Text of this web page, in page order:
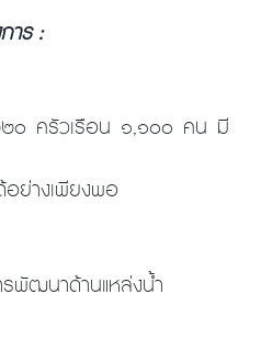
าร :
๒๐ ครัวเรือน ๑,๑๐๐ คน มี
อย่างเพียงพอ
พัฒนาด้านแหล่งน้ำ